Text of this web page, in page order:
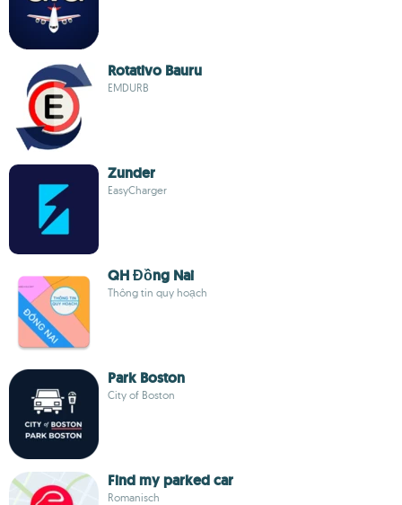
Rotativo Bauru
EMDURB
Zunder
EasyCharger
QH Đồng Nai
Thông tin quy hoạch
Park Boston
City of Boston
Find my parked car
Romanisch